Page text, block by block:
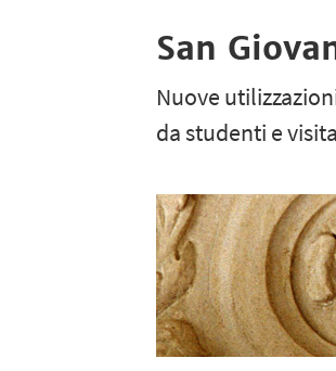
San
Nuove
da studenti e